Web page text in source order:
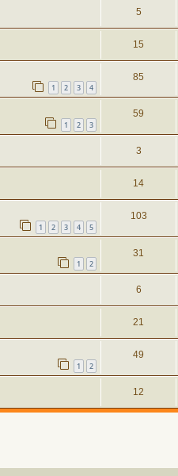
5
15
1 2 3 4
85
1 2 3
59
3
14
1 2 3 4 5
103
1 2
31
6
21
1 2
49
12